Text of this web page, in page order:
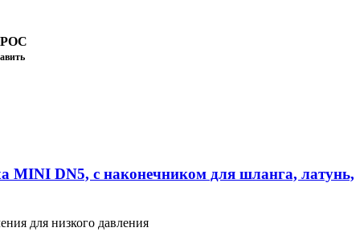
MINI DN5, с наконечником для шланга, латунь,
для низкого давления